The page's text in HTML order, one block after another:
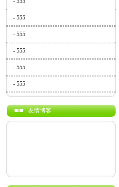
- 555
- 555
- 555
- 555
- 555
友情博客